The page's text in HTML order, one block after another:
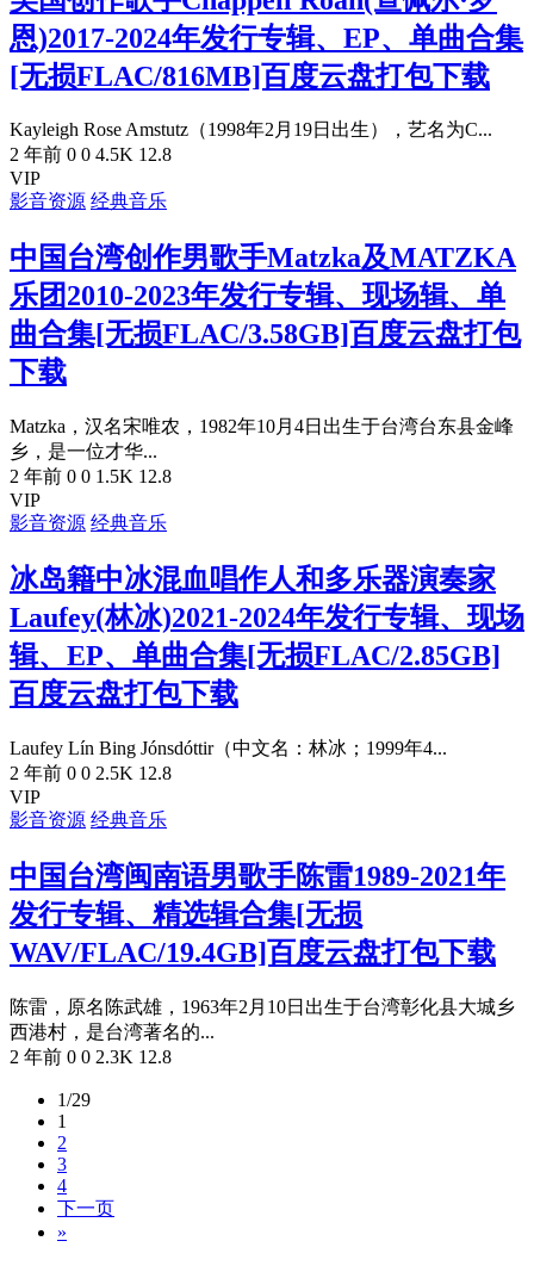
恩)2017-2024年发行专辑、EP、单曲合集
[无损FLAC/816MB]百度云盘打包下载
Kayleigh Rose Amstutz（1998年2月19日出生），艺名为C...
2 年前 0 0 4.5K 12.8
VIP
影音资源 经典音乐
中国台湾创作男歌手Matzka及MATZKA
乐团2010-2023年发行专辑、现场辑、单
曲合集[无损FLAC/3.58GB]百度云盘打包
下载
Matzka，汉名宋唯农，1982年10月4日出生于台湾台东县金峰
乡，是一位才华...
2 年前 0 0 1.5K 12.8
VIP
影音资源 经典音乐
冰岛籍中冰混血唱作人和多乐器演奏家
Laufey(林冰)2021-2024年发行专辑、现场
辑、EP、单曲合集[无损FLAC/2.85GB]
百度云盘打包下载
Laufey Lín Bing Jónsdóttir（中文名：林冰；1999年4...
2 年前 0 0 2.5K 12.8
VIP
影音资源 经典音乐
中国台湾闽南语男歌手陈雷1989-2021年
发行专辑、精选辑合集[无损
WAV/FLAC/19.4GB]百度云盘打包下载
陈雷，原名陈武雄，1963年2月10日出生于台湾彰化县大城乡
西港村，是台湾著名的...
2 年前 0 0 2.3K 12.8
1/29
1
2
3
4
下一页
»